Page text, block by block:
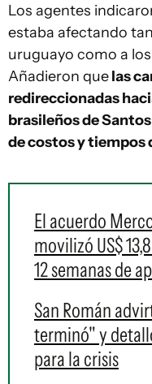
Los agentes
estaba afectando
uruguayo como a
Añadieron quelas
redireccionadas
brasileños de
de costos y tiempos
El acuerdo
movilizó US$
12 semanas de
San Román
terminó" y
para la crisis